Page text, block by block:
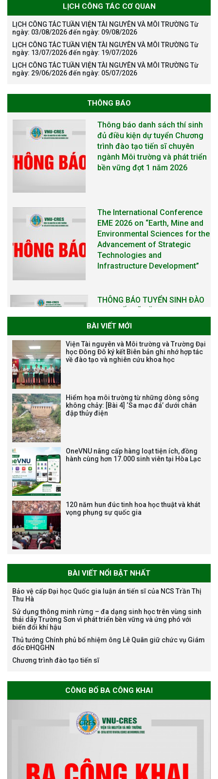
LỊCH CÔNG TÁC CƠ QUAN
LỊCH CÔNG TÁC TUẦN VIỆN TÀI NGUYÊN VÀ MÔI TRƯỜNG Từ
ngày: 03/08/2026 đến ngày: 09/08/2026
LỊCH CÔNG TÁC TUẦN VIỆN TÀI NGUYÊN VÀ MÔI TRƯỜNG Từ
ngày: 13/07/2026 đến ngày: 19/07/2026
LỊCH CÔNG TÁC TUẦN VIỆN TÀI NGUYÊN VÀ MÔI TRƯỜNG Từ
ngày: 29/06/2026 đến ngày: 05/07/2026
THÔNG BÁO
Thông báo danh sách thí sinh
đủ điều kiện dự tuyển Chương
trình đào tạo tiến sĩ chuyên
ngành Môi trường và phát triển
bền vững đợt 1 năm 2026
The International Conference
EME 2026 on “Earth, Mine and
Environmental Sciences for the
Advancement of Strategic
Technologies and
Infrastructure Development”
THÔNG BÁO TUYỂN SINH ĐÀO
THÔNG BÁO KẾ HOẠCH TỔ
VIỆN (1985-2025) VÀ ĐÓN
NHẬN HUÂN CHƯƠNG LAO
Tạm dừng công tác tuyển dụng
Trương Mạnh Tuấn
Bảo vệ luận án tiến sĩ của NCS
Nguyễn Thế Thông
Thông báo chương trình học
BÀI VIẾT MỚI
Viện Tài nguyên và Môi trường và Trường Đại
học Đông Đô ký kết Biên bản ghi nhớ hợp tác
về đào tạo và nghiên cứu khoa học
Hiểm họa môi trường từ những dòng sông
không chảy: [Bài 4] ‘Sa mạc đá’ dưới chân
đập thủy điện
OneVNU nâng cấp hàng loạt tiện ích, đồng
hành cùng hơn 17.000 sinh viên tại Hòa Lạc
120 năm hun đúc tinh hoa học thuật và khát
vọng phụng sự quốc gia
BÀI VIẾT NỔI BẬT NHẤT
Bảo vệ cấp Đại học Quốc gia luận án tiến sĩ của NCS Trần Thị
Thu Hà
Sử dụng thông minh rừng – đa dạng sinh học trên vùng sinh
thái dãy Trường Sơn vì phát triển bền vững và ứng phó với
biến đổi khí hậu
Thủ tướng Chính phủ bổ nhiệm ông Lê Quân giữ chức vụ Giám
đốc ĐHQGHN
Chương trình đào tạo tiến sĩ
CÔNG BỐ BA CÔNG KHAI